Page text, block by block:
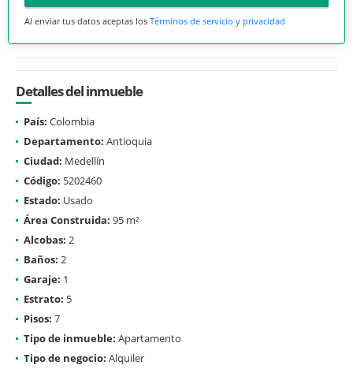
Al enviar tus datos aceptas los Términos de servicio y privacidad
Detalles del inmueble
País: Colombia
Departamento: Antioquia
Ciudad: Medellín
Código: 5202460
Estado: Usado
Área Construida: 95 m²
Alcobas: 2
Baños: 2
Garaje: 1
Estrato: 5
Pisos: 7
Tipo de inmueble: Apartamento
Tipo de negocio: Alquiler